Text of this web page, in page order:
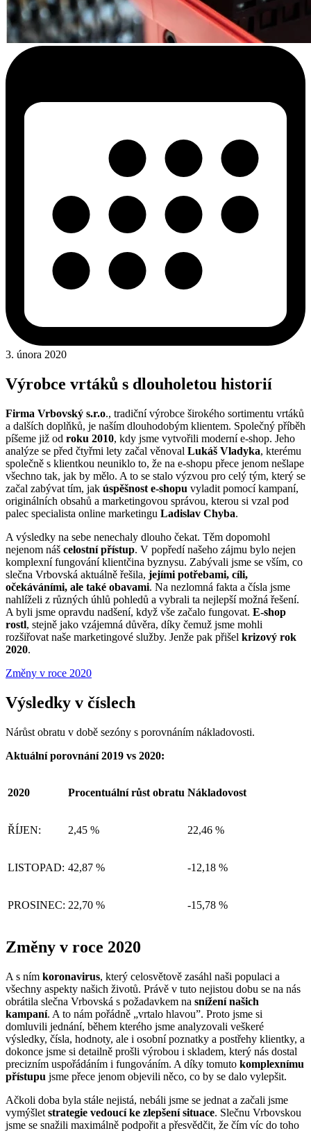
3. února 2020
Výrobce vrtáků s dlouholetou historií
Firma Vrbovský s.r.o., tradiční výrobce širokého sortimentu vrtáků
a dalších doplňků, je naším dlouhodobým klientem. Společný příběh
píšeme již od roku 2010, kdy jsme vytvořili moderní e-shop. Jeho
analýze se před čtyřmi lety začal věnoval Lukáš Vladyka, kterému
společně s klientkou neuniklo to, že na e-shopu přece jenom nešlape
všechno tak, jak by mělo. A to se stalo výzvou pro celý tým, který se
začal zabývat tím, jak úspěšnost e-shopu vyladit pomocí kampaní,
originálních obsahů a marketingovou správou, kterou si vzal pod
palec specialista online marketingu Ladislav Chyba.
A výsledky na sebe nenechaly dlouho čekat. Těm dopomohl
nejenom náš celostní přístup. V popředí našeho zájmu bylo nejen
komplexní fungování klientčina byznysu. Zabývali jsme se vším, co
slečna Vrbovská aktuálně řešila, jejími potřebami, cíli,
očekáváními, ale také obavami. Na nezlomná fakta a čísla jsme
nahlíželi z různých úhlů pohledů a vybrali ta nejlepší možná řešení.
A byli jsme opravdu nadšení, když vše začalo fungovat. E-shop
rostl, stejně jako vzájemná důvěra, díky čemuž jsme mohli
rozšiřovat naše marketingové služby. Jenže pak přišel krizový rok
2020.
Změny v roce 2020
Výsledky v číslech
Nárůst obratu v době sezóny s porovnáním nákladovosti.
Aktuální porovnání 2019 vs 2020:
2020 Procentuální růst obratu Nákladovost
ŘÍJEN: 2,45 % 22,46 %
LISTOPAD: 42,87 % -12,18 %
PROSINEC: 22,70 % -15,78 %
Změny v roce 2020
A s ním koronavirus, který celosvětově zasáhl naši populaci a
všechny aspekty našich životů. Právě v tuto nejistou dobu se na nás
obrátila slečna Vrbovská s požadavkem na snížení našich
kampaní. A to nám pořádně „vrtalo hlavou”. Proto jsme si
domluvili jednání, během kterého jsme analyzovali veškeré
výsledky, čísla, hodnoty, ale i osobní poznatky a postřehy klientky, a
dokonce jsme si detailně prošli výrobou i skladem, který nás dostal
precizním uspořádáním i fungováním. A díky tomuto komplexnímu
přístupu jsme přece jenom objevili něco, co by se dalo vylepšit.
Ačkoli doba byla stále nejistá, nebáli jsme se jednat a začali jsme
vymýšlet strategie vedoucí ke zlepšení situace. Slečnu Vrbovskou
jsme se snažili maximálně podpořit a přesvědčit, že čím víc do toho